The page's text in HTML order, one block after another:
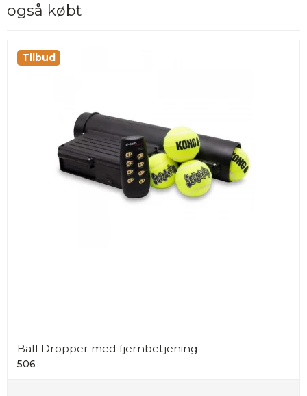
også købt
Tilbud
Ball Dropper med fjernbetjening
506